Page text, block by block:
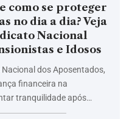
como se proteger
no dia a dia? Veja
Nacional
e Idosos
dos Aposentados,
financeira na
tranquilidade após…